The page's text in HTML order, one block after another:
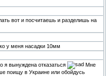
вот и посчитаешь и разделишь на
у меня насадки 10мм
я вынуждена отказаться
Мне
поищу в Украине или обойдусь